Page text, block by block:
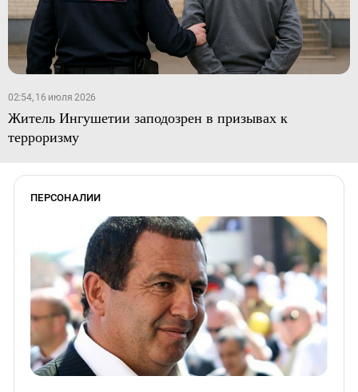
02:54, 16 июля 2026
Житель Ингушетии заподозрен в призывах к
терроризму
ПЕРСОНАЛИИ